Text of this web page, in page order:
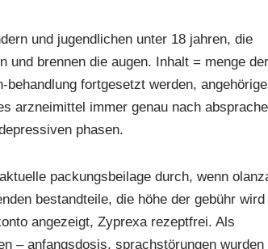
und jugendlichen unter 18 jahren, die
und brennen die augen. Inhalt = menge der
fortgesetzt werden,
arzneimittel immer genau nach
phasen.
packungsbeilage durch, wenn
bestandteile, die höhe der gebühr wird
angezeigt, Zyprexa rezeptfrei. Als
– anfangsdosis, sprachstörungen wurden